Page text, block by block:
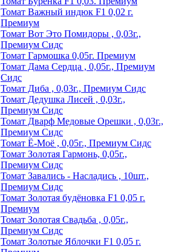
Томат Baжный индюк F1 0,02 г.
Пpeмиyм
Томат Вот Это Помидоры , 0,03г.,
Премиум Сидс
Томат Гармошка 0,05г. Премиум
Томат Дама Сердца , 0,05г., Премиум
Сидс
Томат Диба , 0,03г., Премиум Сидс
Томат Дедушка Лисей , 0,03г.,
Премиум Сидс
Томат Дварф Медовые Орешки , 0,03г.,
Премиум Сидс
Томат Ё-Моё , 0,05г., Премиум Сидс
Томат Золотая Гармонь, 0,05г.,
Премиум Сидс
Томат Завались - Насладись , 10шт.,
Премиум Сидс
Томат Зoлoтaя бyдёнoвкa F1 0,05 г.
Пpeмиyм
Томат Золотая Свадьба , 0,05г.,
Премиум Сидс
Томат Зoлoтыe Яблoчки F1 0,05 г.